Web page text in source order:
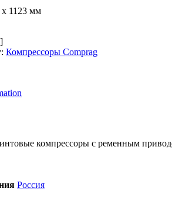
х 1123 мм
Компрессоры Comprag
компрессоры с ременным
Россия